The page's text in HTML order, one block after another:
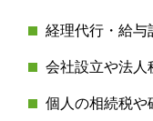
経理代行・給与
会社設立や法人
個人の相続税や